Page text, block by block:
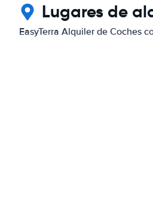
Lugares de
EasyTerra Alquiler de Coches